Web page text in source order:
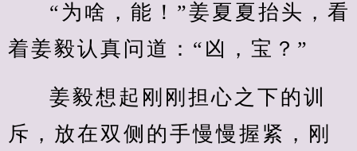
“为啥，能！”姜夏夏抬头，看
着姜毅认真问道：“凶，宝？”
姜毅想起刚刚担心之下的训
斥，放在双侧的手慢慢握紧，刚